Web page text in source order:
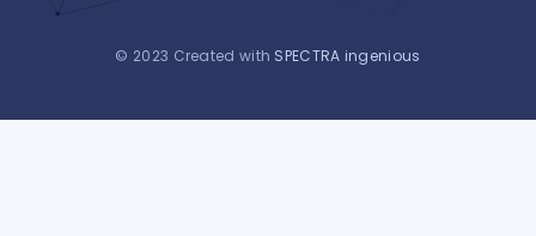
© 2023 Created with SPECTRA ingenious